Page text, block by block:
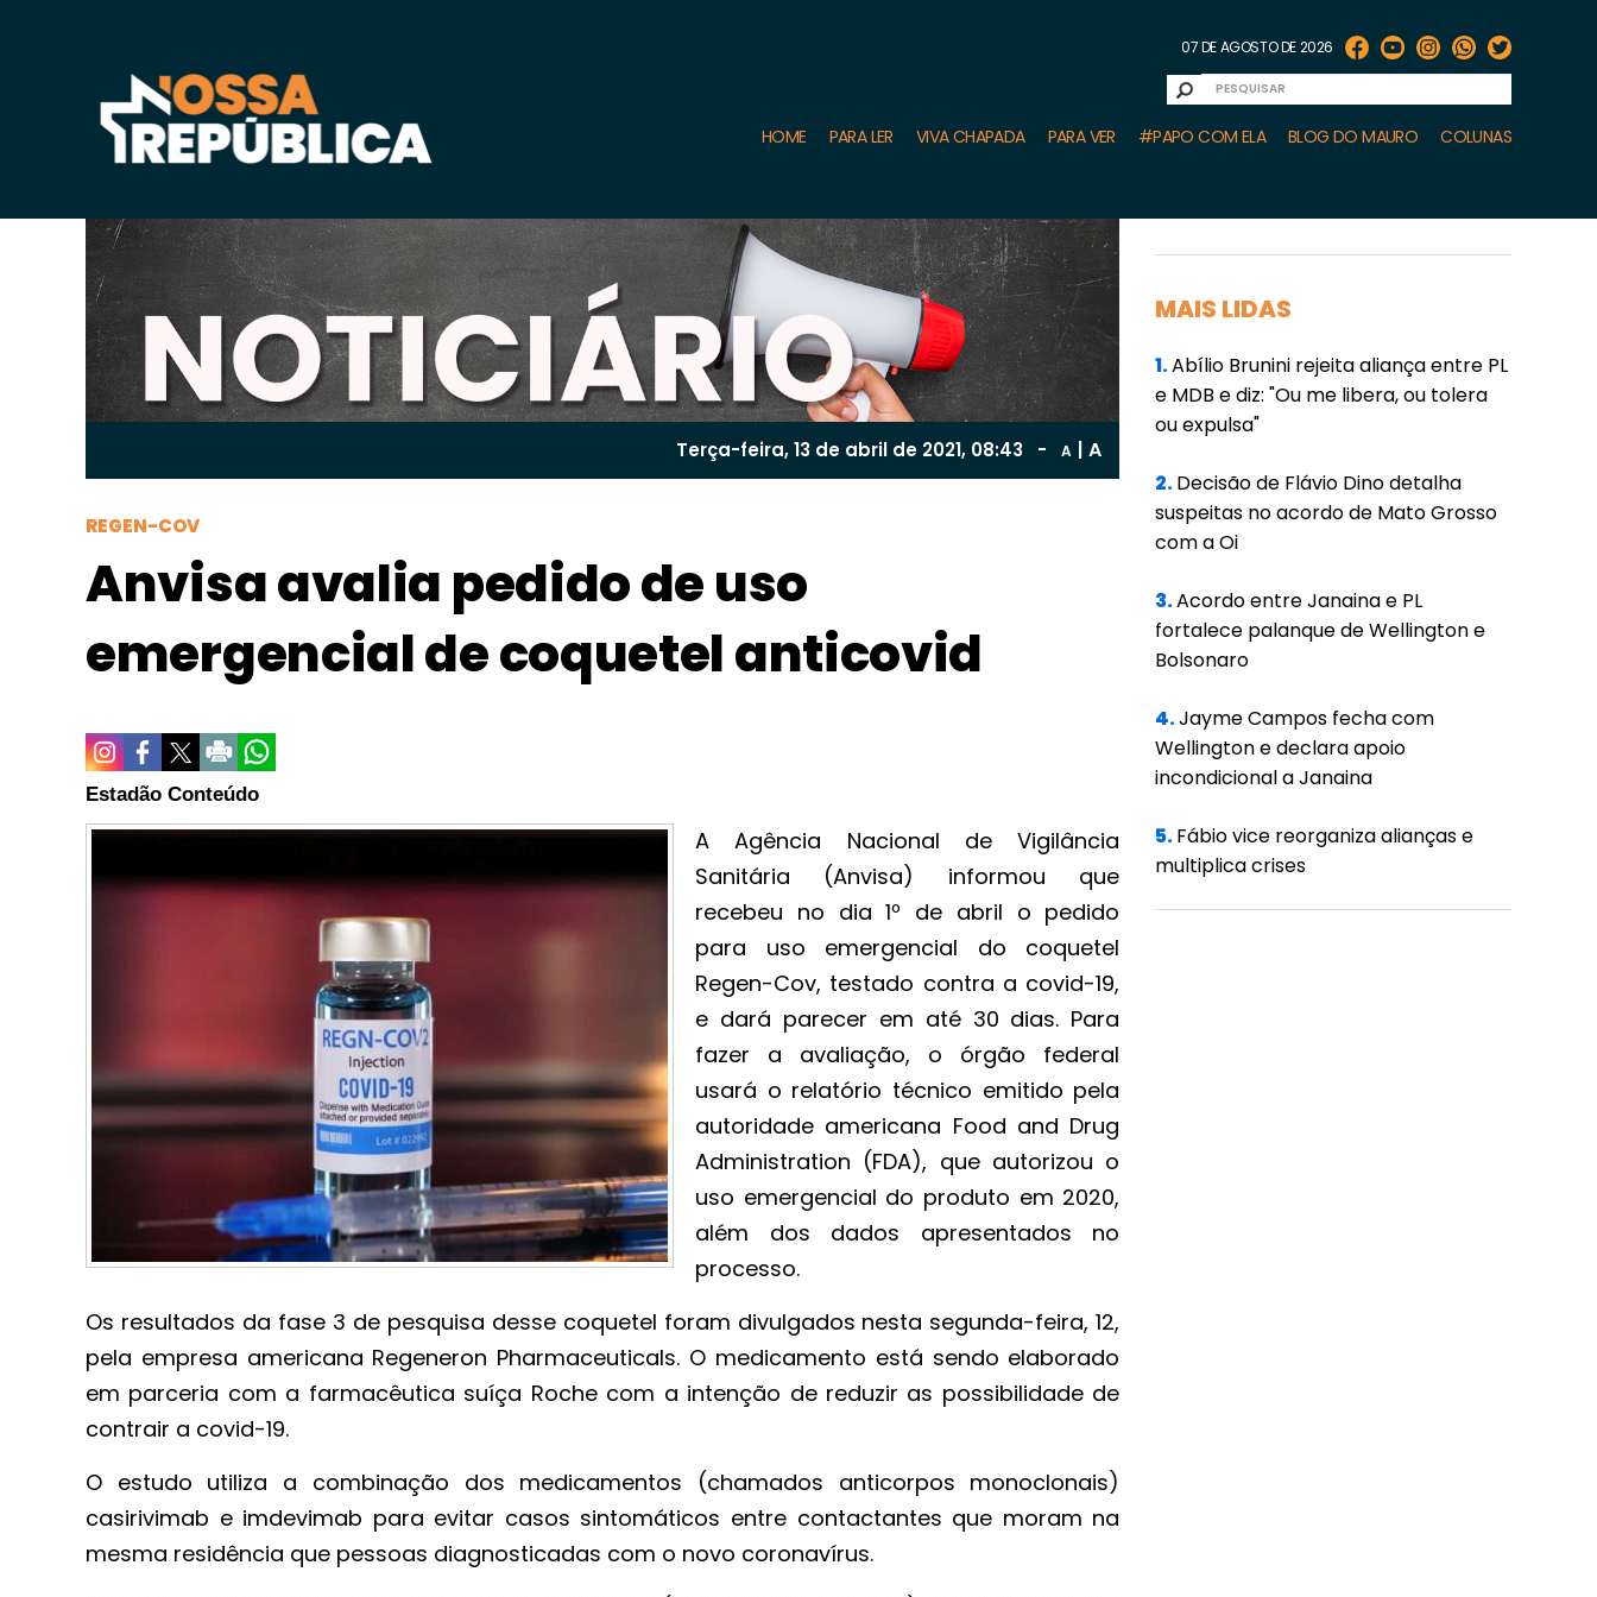
07 DE AGOSTO DE 2026
HOME PARA LER VIVA CHAPADA PARA VER #PAPO COM ELA BLOG DO MAURO COLUNAS
Terça-feira, 13 de abril de 2021, 08:43 - A A
REGEN-COV
Anvisa avalia pedido de uso
emergencial de coquetel anticovid
Estadão Conteúdo
A Agência Nacional de Vigilância
Sanitária (Anvisa) informou que
recebeu no dia 1º de abril o pedido
para uso emergencial do coquetel
Regen-Cov, testado contra a covid-19,
e dará parecer em até 30 dias. Para
fazer a avaliação, o órgão federal
usará o relatório técnico emitido pela
autoridade americana Food and Drug
Administration (FDA), que autorizou o
uso emergencial do produto em 2020,
além dos dados apresentados no
processo.
Os resultados da fase 3 de pesquisa desse coquetel foram divulgados nesta segunda-feira, 12,
pela empresa americana Regeneron Pharmaceuticals. O medicamento está sendo elaborado
em parceria com a farmacêutica suíça Roche com a intenção de reduzir as possibilidade de
contrair a covid-19.
O estudo utiliza a combinação dos medicamentos (chamados anticorpos monoclonais)
casirivimab e imdevimab para evitar casos sintomáticos entre contactantes que moram na
mesma residência que pessoas diagnosticadas com o novo coronavírus.
MAIS LIDAS
1.Abílio Brunini rejeita aliança entre PL
e MDB e diz: "Ou me libera, ou tolera
ou expulsa"
2.Decisão de Flávio Dino detalha
suspeitas no acordo de Mato Grosso
com a Oi
3.Acordo entre Janaina e PL
fortalece palanque de Wellington e
Bolsonaro
4.Jayme Campos fecha com
Wellington e declara apoio
incondicional a Janaina
5.Fábio vice reorganiza alianças e
multiplica crises